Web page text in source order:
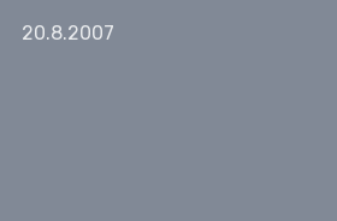
20.8.2007